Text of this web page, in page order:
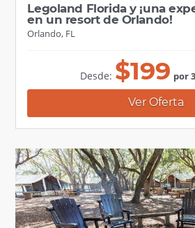
Legoland Florida y ¡una
en un resort de Orlando!
Orlando, FL
Desde: $199 por
Ver Oferta